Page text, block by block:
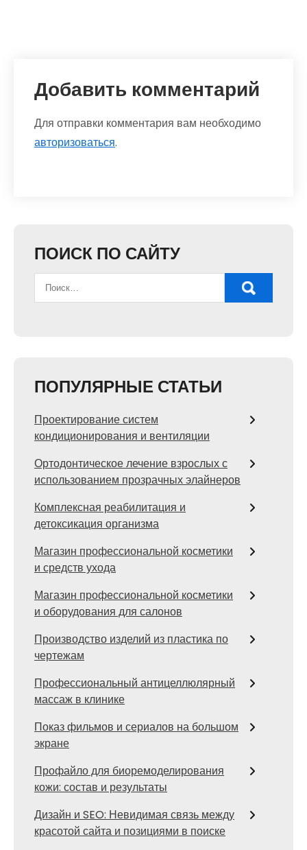
Добавить комментарий
Для отправки комментария вам необходимо
авторизоваться.
ПОИСК ПО САЙТУ
ПОПУЛЯРНЫЕ СТАТЬИ
Проектирование систем
кондиционирования и вентиляции
Ортодонтическое лечение взрослых с
использованием прозрачных элайнеров
Комплексная реабилитация и
детоксикация организма
Магазин профессиональной косметики
и средств ухода
Магазин профессиональной косметики
и оборудования для салонов
Производство изделий из пластика по
чертежам
Профессиональный антицеллюлярный
массаж в клинике
Показ фильмов и сериалов на большом
экране
Профайло для биоремоделирования
кожи: состав и результаты
Дизайн и SEO: Невидимая связь между
красотой сайта и позициями в поиске